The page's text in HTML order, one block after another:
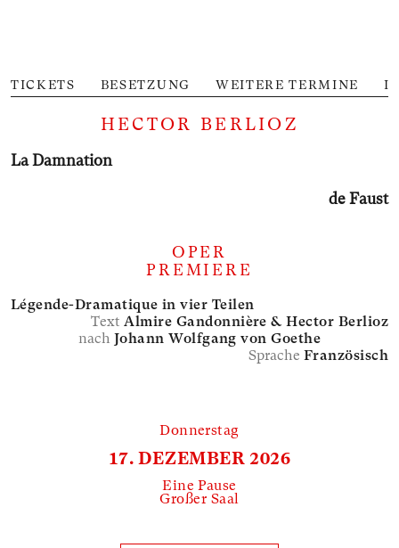
TICKETS BESETZUNG WEITERE TERMINE
HECTOR BERLIOZ
La Damnation
de Faust
OPER
PREMIERE
Légende-Dramatique in vier Teilen
TextAlmire Gandonnière &Hector Berlioz
nach Johann Wolfgang von Goethe
Sprache Französisch
Donnerstag
17. DEZEMBER 2026
Eine Pause
Großer Saal